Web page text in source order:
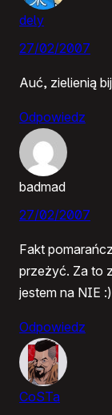
dely
27/02/2007
Auć, zielienią
Odpowiedz
badmad
27/02/2007
Fakt
przeżyć. Za to
jestem na NIE
Odpowiedz
CoSTa